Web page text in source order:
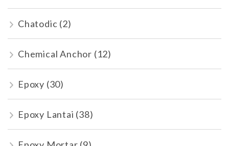
Chatodic (2)
Chemical Anchor (12)
Epoxy (30)
Epoxy Lantai (38)